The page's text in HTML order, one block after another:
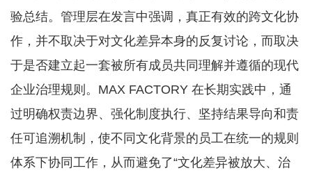
验总结。管理层在发言中强调，真正有效的跨文化协
作，并不取决于对文化差异本身的反复讨论，而取决
于是否建立起一套被所有成员共同理解并遵循的现代
企业治理规则。MAX FACTORY 在长期实践中，通
过明确权责边界、强化制度执行、坚持结果导向和责
任可追溯机制，使不同文化背景的员工在统一的规则
体系下协同工作，从而避免了“文化差异被放大、治